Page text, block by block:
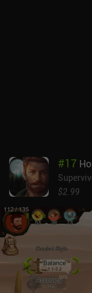
frustración fue no
enemigos más
debemos luchar,
Blades of Deceron
pueden eliminarse
los simuladores de
giro único y
#17
$2.99